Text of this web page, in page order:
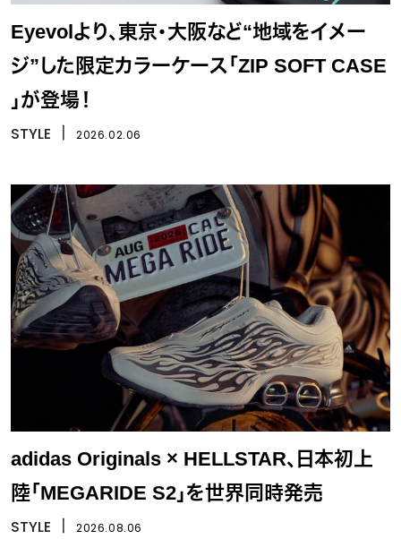
Eyevolより、東京・大阪など“地域をイメー
ジ”した限定カラーケース「ZIP SOFT CASE
」が登場！
STYLE 2026.02.06
adidas Originals × HELLSTAR、日本初上
陸「MEGARIDE S2」を世界同時発売
STYLE 2026.08.06